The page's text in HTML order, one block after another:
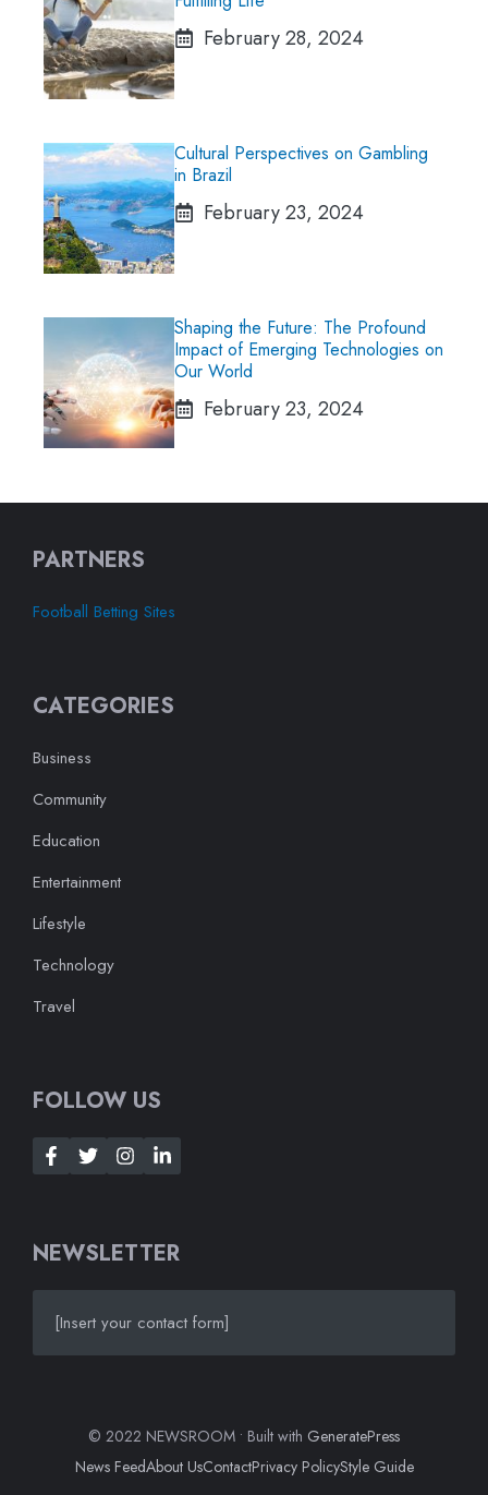
February 28, 2024
Cultural Perspectives on Gambling
in Brazil
February 23, 2024
Shaping the Future: The Profound
Impact of Emerging Technologies on
Our World
February 23, 2024
PARTNERS
Football Betting Sites
CATEGORIES
Business
Community
Education
Entertainment
Lifestyle
Technology
Travel
FOLLOW US
NEWSLETTER
[Insert your contact form]
© 2022 NEWSROOM • Built with GeneratePress
News FeedAbout UsContactPrivacy PolicyStyle Guide